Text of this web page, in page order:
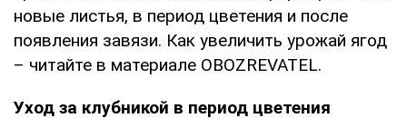
новые листья, в период цветения и после
появления завязи. Как увеличить урожай ягод
– читайте в материале OBOZREVATEL.
Уход за клубникой в период цветения